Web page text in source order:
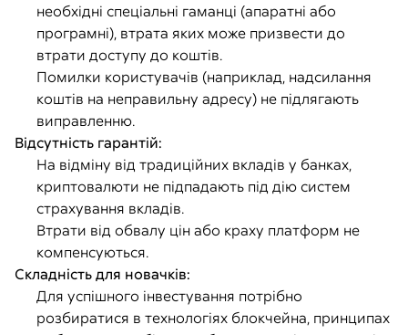
необхідні спеціальні гаманці (апаратні або
програмні), втрата яких може призвести до
втрати доступу до коштів.
Помилки користувачів (наприклад, надсилання
коштів на неправильну адресу) не підлягають
виправленню.
Відсутність гарантій:
На відміну від традиційних вкладів у банках,
криптовалюти не підпадають під дію систем
страхування вкладів.
Втрати від обвалу цін або краху платформ не
компенсуються.
Складність для новачків:
Для успішного інвестування потрібно
розбиратися в технологіях блокчейна, принципах